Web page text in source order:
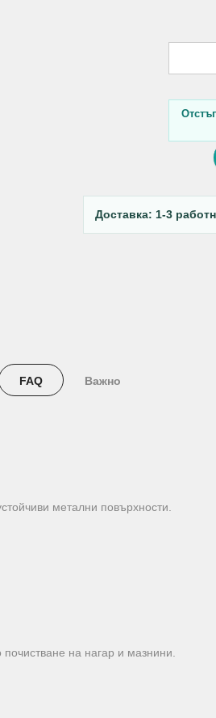
Доставка: 1-3
FAQ Важно
метални повърхности.
на нагар и мазнини.